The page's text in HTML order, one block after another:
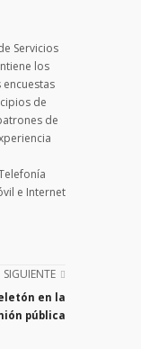
Servicios
los
de
de
e Internet
SIGUIENTE
en la
pública